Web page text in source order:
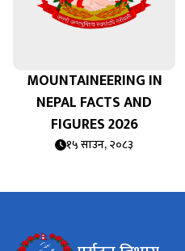
MOUNTAINEERING IN
NEPAL FACTS AND
FIGURES 2026
१५ साउन, २०८३